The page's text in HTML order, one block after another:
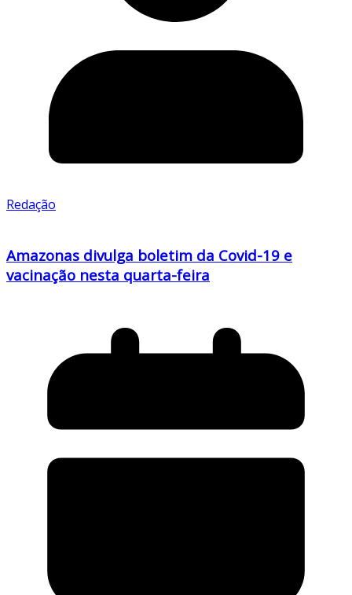
Redação
Amazonas divulga boletim da Covid-19 e
vacinação nesta quarta-feira